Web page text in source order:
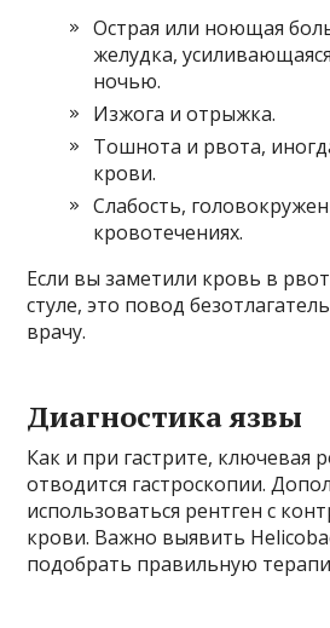
Острая или ноющая
желудка,
ночью.
Изжога и отрыжка.
Тошнота и рвота,
крови.
Слабость,
кровотечениях.
Если вы заметили кровь в
стуле, это повод
врачу.
Диагностика язвы
Как и при гастрите, ключевая
отводится гастроскопии.
использоваться рентген с
крови. Важно выявить
подобрать правильную